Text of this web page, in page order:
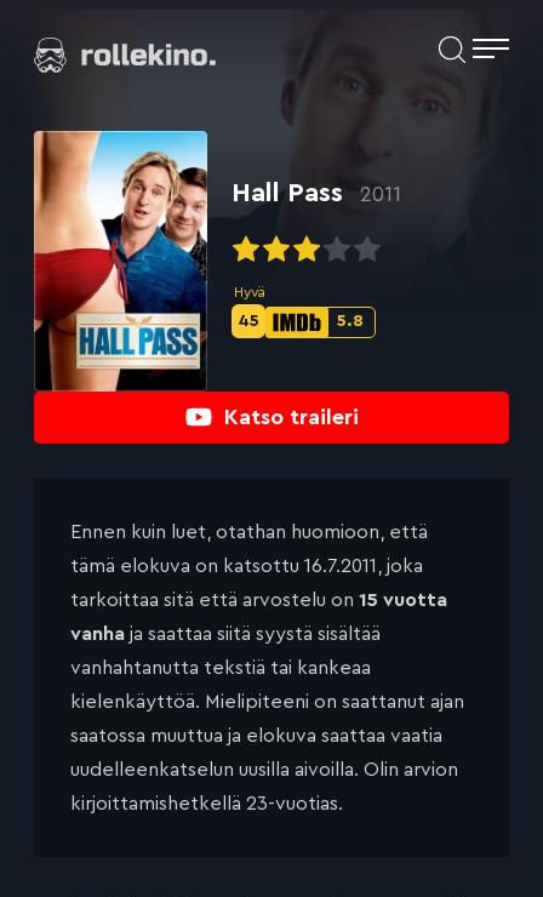
suoraan
Elokuvat ja elokuva-arviot | Rollekino.fi
jälkeen.
Katso traileri
Hall Pass 2011
Hyvä
IMDb-
5.8
Metascore-
45
Ennen kuin luet, otathan huomioon, että
tämä elokuva on katsottu 16.7.2011, joka
tarkoittaa sitä että arvostelu on 15 vuotta
vanha ja saattaa siitä syystä sisältää
vanhahtanutta tekstiä tai kankeaa
kielenkäyttöä. Mielipiteeni on saattanut ajan
saatossa muuttua ja elokuva saattaa vaatia
uudelleenkatselun uusilla aivoilla. Olin arvion
kirjoittamishetkellä 23-vuotias.